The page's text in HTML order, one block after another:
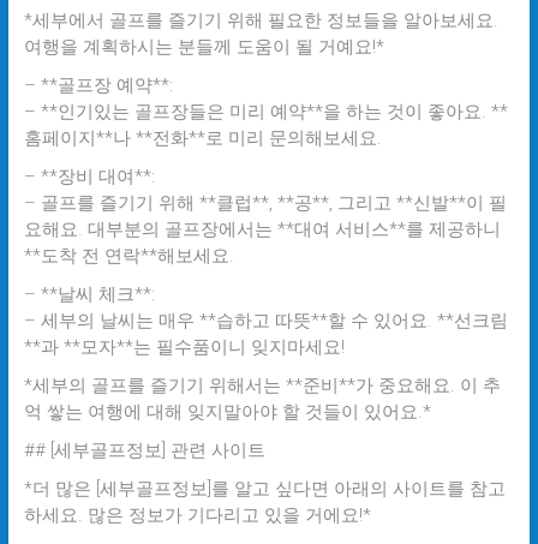
*세부에서 골프를 즐기기 위해 필요한 정보들을 알아보세요.
여행을 계획하시는 분들께 도움이 될 거예요!*
– **골프장 예약**:
– **인기있는 골프장들은 미리 예약**을 하는 것이 좋아요. **
홈페이지**나 **전화**로 미리 문의해보세요.
– **장비 대여**:
– 골프를 즐기기 위해 **클럽**, **공**, 그리고 **신발**이 필
요해요. 대부분의 골프장에서는 **대여 서비스**를 제공하니
**도착 전 연락**해보세요.
– **날씨 체크**:
– 세부의 날씨는 매우 **습하고 따뜻**할 수 있어요. **선크림
**과 **모자**는 필수품이니 잊지마세요!
*세부의 골프를 즐기기 위해서는 **준비**가 중요해요. 이 추
억 쌓는 여행에 대해 잊지말아야 할 것들이 있어요.*
## [세부골프정보] 관련 사이트
*더 많은 [세부골프정보]를 알고 싶다면 아래의 사이트를 참고
하세요. 많은 정보가 기다리고 있을 거에요!*